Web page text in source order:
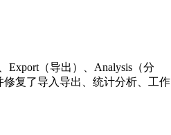
Export（导出）、Analysis（分
修复了导入导出、统计分析、工作